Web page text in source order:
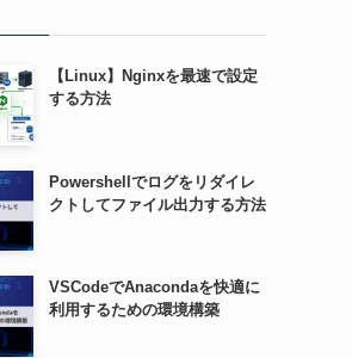
【Linux】Nginxを最速で設定
する方法
Powershellでログをリダイレ
クトしてファイル出力する方法
VSCodeでAnacondaを快適に
利用するための環境構築